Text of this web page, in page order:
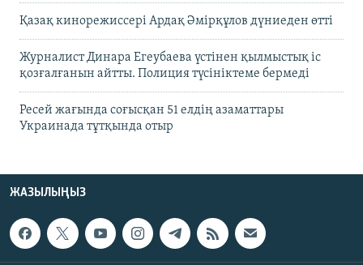
Қазақ кинорежиссері Ардақ Әмірқұлов дүниеден өтті
Журналист Динара Егеубаева үстінен қылмыстық іс
қозғалғанын айтты. Полиция түсініктеме бермеді
Ресей жағында соғысқан 51 елдің азаматтары
Украинада тұтқында отыр
ЖАЗЫЛЫҢЫЗ